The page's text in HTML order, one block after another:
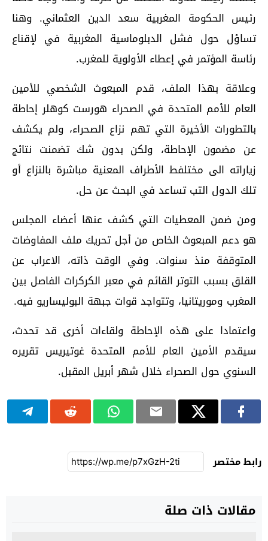
رئيس الحكومة المغربية سعد الدين العثماني. وهنا
تساؤل حول فشل الدبلوماسية المغربية في لإقناع
رئاسة المؤتمر في إعطاء الأولوية للمغرب.
وعلاقة بهذا الملف، قدم المبعوث الشخصي للأمين
العام للأمم المتحدة في الصحراء هورست كوهلر إحاطة
بالتطورات الأخيرة التي تهم نزاع الصحراء، ولم يكشف
عن مضمون الإحاطة، ولكن بدون شك تضمنت نتائج
زياراته الى مختلفط الأطراف المعنية مباشرة بالنزاع أو
تلك الدول التب تساعد في البحث عن حل.
ومن ضمن المعطيات التي كشف عنها أعضاء المجلس
هو دعم المبعوث الخاص من أجل تحريك ملف المفاوضات
المتوقفة منذ سنوات. وفي الوقت ذاته، الاعراب عن
القلق بسبب التوتر القائم في معبر الكركرات الفاصل بين
المغرب وموريتانيا، وتتواجد قوات جبهة البوليساريو فيه.
واعتمادا على هذه الإحاطة ولقاءات أخرى قد تحدث،
سيقدم الأمين العام للأمم المتحدة غوتيريس تقريره
السنوي حول الصحراء خلال شهر أبريل المقبل.
رابط مختصر
مقالات ذات صلة